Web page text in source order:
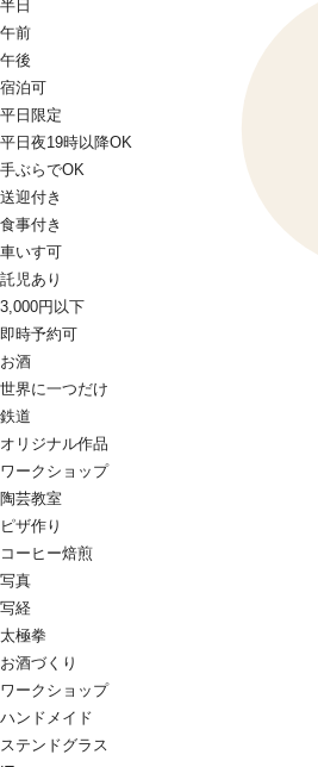
半日
午前
午後
宿泊可
平日限定
平日夜19時以降OK
手ぶらでOK
送迎付き
食事付き
車いす可
託児あり
3,000円以下
即時予約可
お酒
世界に一つだけ
鉄道
オリジナル作品
ワークショップ
陶芸教室
ピザ作り
コーヒー焙煎
写真
写経
太極拳
お酒づくり
ワークショップ
ハンドメイド
ステンドグラス